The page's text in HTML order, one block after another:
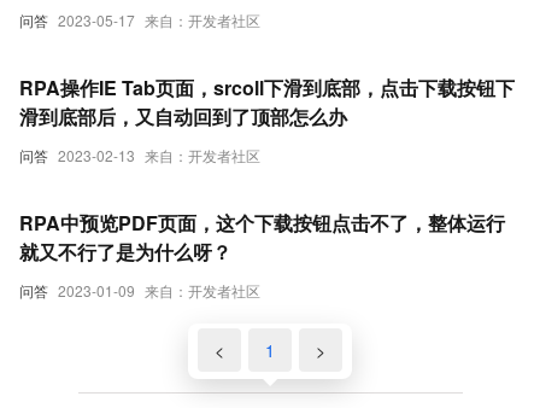
问答 2023-05-17 来自：开发者社区
问答 2023-02-13 来自：开发者社区
RPA操作IE Tab页面，srcoll下滑到底部，点击下载按钮下
滑到底部后，又自动回到了顶部怎么办
问答 2023-01-09 来自：开发者社区
RPA中预览PDF页面，这个下载按钮点击不了，整体运行
就又不行了是为什么呀？
< 1 >